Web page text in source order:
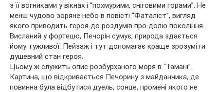
з її вогниками у вікнах і “похмурими, сніговими горами”. Не
менш чудово зоряне небо в повісті “Фаталіст”, вигляд
якого приводить героя до роздумів про долю покоління.
Висланий у фортецю, Печорін сумує, природа здається
йому тужливої. Пейзаж і тут допомагає краще зрозуміти
душевний стан героя.
Цьому ж служить опис розбурханого моря в “Тамані”.
Картина, що відкривається Печорину з майданчика, де
повинна була відбутися дуель, сонце, промені якого не